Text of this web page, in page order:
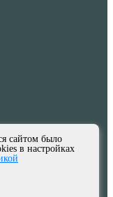
сайтом было
в настройках